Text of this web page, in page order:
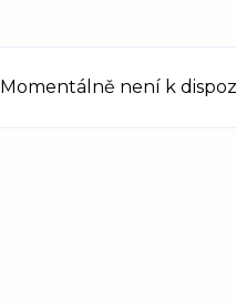
Momentálně není k